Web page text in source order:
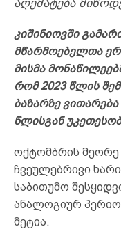
აღემატება
კიშინიოვში
მწარმოებელთა
მისმა
რომ 2023 წლის
ბაზარზე
წლისგან
ოქტომბრის მეორე
ჩვეულებრივი
საბითუმო
ანალოგიურ
მეტია.